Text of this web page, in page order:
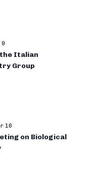
Italian
Group
16
on Biological